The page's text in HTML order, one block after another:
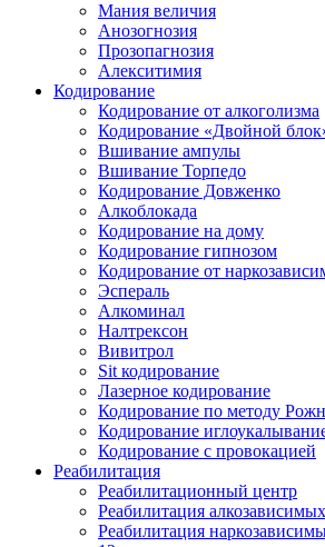
Мания величия
Анозогнозия
Прозопагнозия
Алекситимия
Кодирование
Кодирование от алкоголизма
Кодирование «Двойной
Вшивание ампулы
Вшивание Торпедо
Кодирование Довженко
Алкоблокада
Кодирование на дому
Кодирование гипнозом
Кодирование от
Эспераль
Алкоминал
Налтрексон
Вивитрол
Sit кодирование
Лазерное кодирование
Кодирование по методу
Кодирование
Кодирование с провокацией
Реабилитация
Реабилитационный центр
Реабилитация алкозависимых
Реабилитация